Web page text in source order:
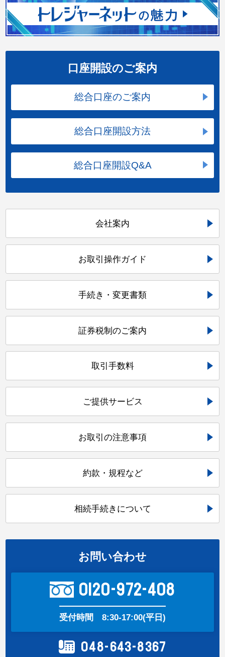
口座開設のご案内
総合口座のご案内
総合口座開設方法
総合口座開設Q&A
会社案内
お取引操作ガイド
手続き・変更書類
証券税制のご案内
取引手数料
ご提供サービス
お取引の注意事項
約款・規程など
相続手続きについて
お問い合わせ
0120-972-408
受付時間 8:30-17:00(平日)
048-643-8367